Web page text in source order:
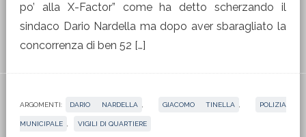
po’ alla X-Factor” come ha detto scherzando il
sindaco Dario Nardella ma dopo aver sbaragliato la
concorrenza di ben 52 […]
ARGOMENTI: DARIO NARDELLA GIACOMO TINELLA POLIZIA
MUNICIPALE VIGILI DI QUARTIERE